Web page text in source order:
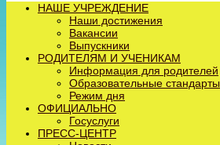
НАШЕ УЧРЕЖДЕНИЕ
Наши достижения
Вакансии
Выпускники
РОДИТЕЛЯМ И УЧЕНИКАМ
Информация для родителей
Образовательные стандарты
Режим дня
ОФИЦИАЛЬНО
Госуслуги
ПРЕСС-ЦЕНТР